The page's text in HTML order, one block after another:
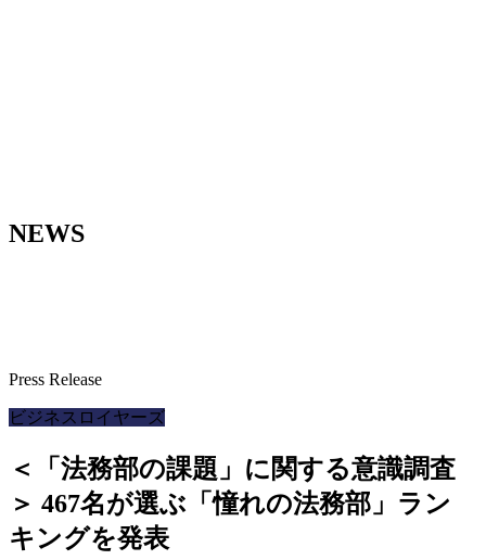
NEWS
Press Release
ビジネスロイヤーズ
＜「法務部の課題」に関する意識調査
＞ 467名が選ぶ「憧れの法務部」ラン
キングを発表